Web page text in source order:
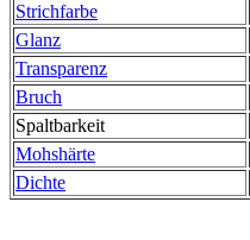
Strichfarbe
Glanz
Transparenz
Bruch
Spaltbarkeit
Mohshärte
Dichte